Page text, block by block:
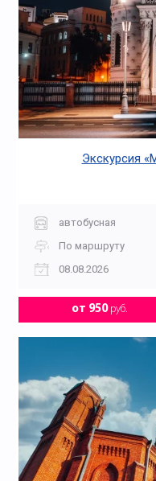
Экскурсия
автобусная
По маршруту
08.08.2026
от 950руб.